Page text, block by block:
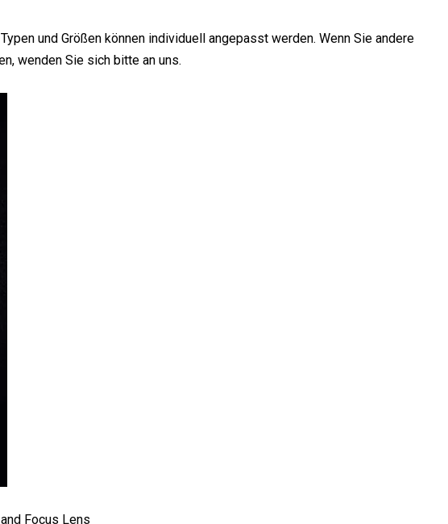
und Größen können individuell angepasst werden. Wenn Sie andere
wenden Sie sich bitte an uns.